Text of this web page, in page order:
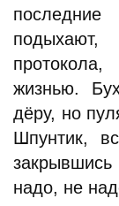
жизнью.
дёру, но
Шпунтик,
надо, не